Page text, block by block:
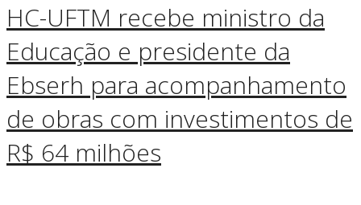
HC-UFTM recebe ministro da
Educação e presidente da
Ebserh para acompanhamento
de obras com investimentos de
R$ 64 milhões